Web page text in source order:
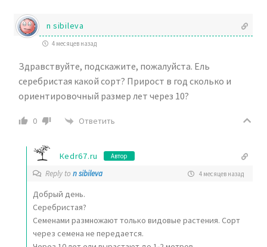
n sibileva
4 месяцев назад
Здравствуйте, подскажите, пожалуйста. Ель
серебристая какой сорт? Прирост в год сколько и
ориентировочный размер лет через 10?
0 Ответить
Кedr67.ru Автор
Reply to n sibileva 4 месяцев назад
Добрый день.
Серебристая?
Семенами размножают только видовые растения. Сорт
через семена не передается.